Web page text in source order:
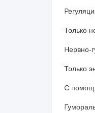
Только
Нервно-
Только
С